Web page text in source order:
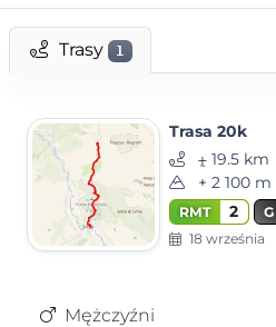
Trasy 1
Trasa 20k
⨦ 19.5 km
+ 2 100 m
RMT 2 G
18 września
Mężczyźni